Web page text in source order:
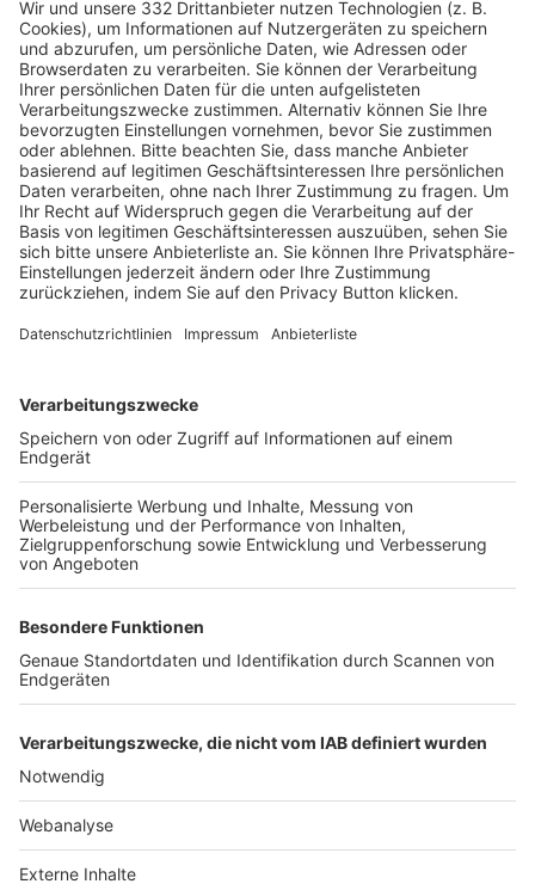
Pässe und Vereinswechsel
Trainerausbildung
Schulungsangebot Vereinsmitarbeiter
BFV-Geschäftsstellen
Trainerbörse
Login SpielPlus
FOLGE DEM BFV
TOP-VEREINE
TOP-PARTNER
Nutzungsbedingungen Datenschutz Impressum